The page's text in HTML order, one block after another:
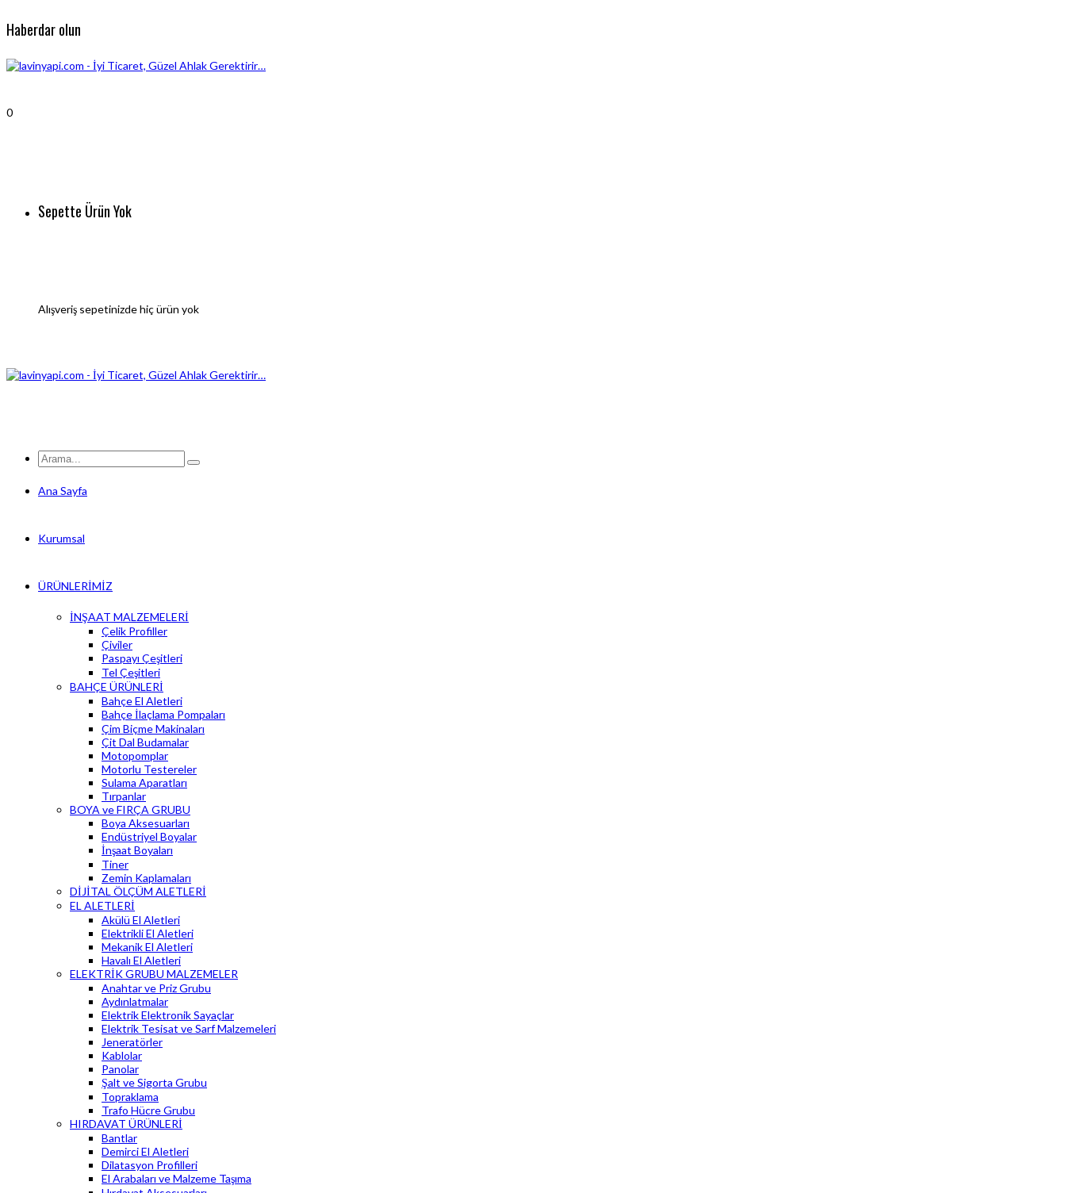
Haberdar olun
0
Sepette Ürün Yok
Alışveriş sepetinizde hiç ürün yok
Ana Sayfa
Kurumsal
ÜRÜNLERİMİZ
İNŞAAT MALZEMELERİ
Çelik Profiller
Çiviler
Paspayı Çeşitleri
Tel Çeşitleri
BAHÇE ÜRÜNLERİ
Bahçe El Aletleri
Bahçe İlaçlama Pompaları
Çim Biçme Makinaları
Çit Dal Budamalar
Motopomplar
Motorlu Testereler
Sulama Aparatları
Tırpanlar
BOYA ve FIRÇA GRUBU
Boya Aksesuarları
Endüstriyel Boyalar
İnşaat Boyaları
Tiner
Zemin Kaplamaları
DİJİTAL ÖLÇÜM ALETLERİ
EL ALETLERİ
Akülü El Aletleri
Elektrikli El Aletleri
Mekanik El Aletleri
Havalı El Aletleri
ELEKTRİK GRUBU MALZEMELER
Anahtar ve Priz Grubu
Aydınlatmalar
Elektrik Elektronik Sayaçlar
Elektrik Tesisat ve Sarf Malzemeleri
Jeneratörler
Kablolar
Panolar
Şalt ve Sigorta Grubu
Topraklama
Trafo Hücre Grubu
HIRDAVAT ÜRÜNLERİ
Bantlar
Demirci El Aletleri
Dilatasyon Profilleri
El Arabaları ve Malzeme Taşıma